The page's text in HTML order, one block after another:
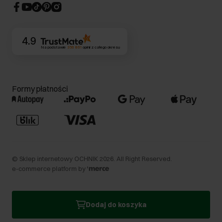
Dodaj do koszyka
CSR
4.9
Na podstawie 356 861 opinii z całego okresu
Formy płatności
© Sklep internetowy OCHNIK 2026 . All Right Reserved.
e-commerce platform by